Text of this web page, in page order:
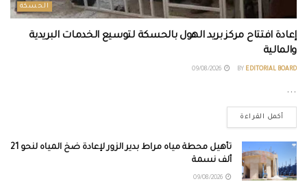
الحسكة
إعادة افتتاح مركز بريد الهول بالحسكة لتوسيع الخدمات البريدية
والمالية
BY EDITORIAL BOARD
...
أكمل القراءة
تأهيل محطة مياه مراط بدير الزور لإعادة ضخ المياه لنحو 21
ألف نسمة